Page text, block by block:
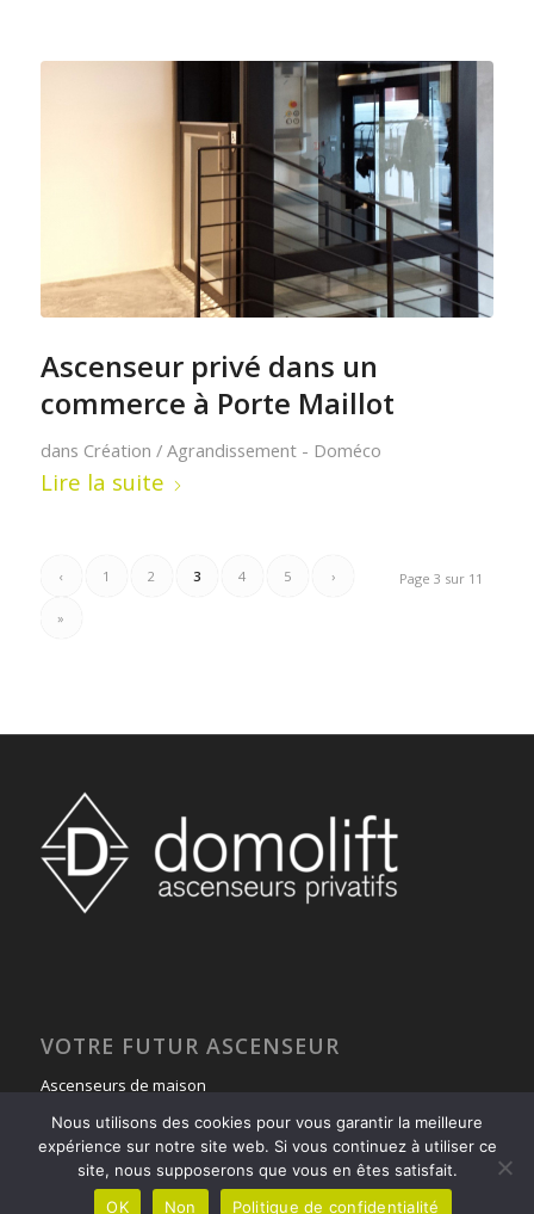
Ascenseur privé dans un
commerce à Porte Maillot
dans Création / Agrandissement - Doméco
Lire la suite
Page 3 sur 11
‹ 1 2 3 4 5 ›
»
VOTRE FUTUR ASCENSEUR
Ascenseurs de maison
Votre Projet
Gestion de projet d’un ascenseur de maison
Demande de Devis
Nous utilisons des cookies pour vous garantir la meilleure
expérience sur notre site web. Si vous continuez à utiliser ce
site, nous supposerons que vous en êtes satisfait.
OK
Non Politique de confidentialité